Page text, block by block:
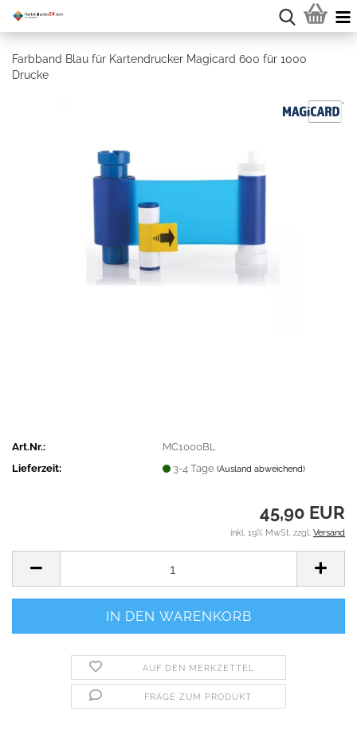
Farbband Blau für Kartendrucker Magicard 600 für 1000
Drucke
Art.Nr.:
MC1000BL
Lieferzeit:
3-4 Tage(Ausland abweichend)
45,90 EUR
inkl. 19% MwSt. zzgl. Versand
AUF DEN MERKZETTEL
FRAGE ZUM PRODUKT